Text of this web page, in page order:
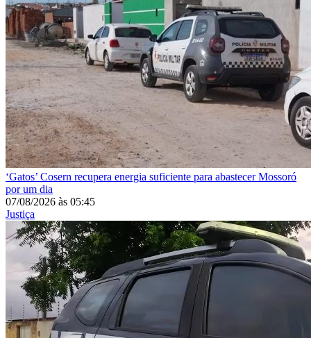
‘Gatos’ Cosern recupera energia suficiente para abastecer Mossoró
por um dia
07/08/2026 às 05:45
Justiça